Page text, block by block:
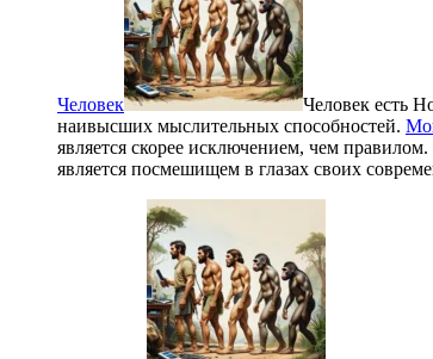
Человек
Человек есть
наивысших мыслительных способностей.
является скорее исключением, чем
является посмешищем в глазах своих